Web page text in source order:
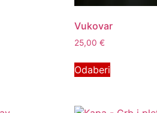
Vukovar
25,00€
Odaberi